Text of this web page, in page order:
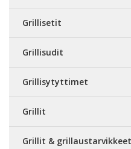
Grillisetit
Grillisudit
Grillisytyttimet
Grillit
Grillit & grillaustarvikkeet